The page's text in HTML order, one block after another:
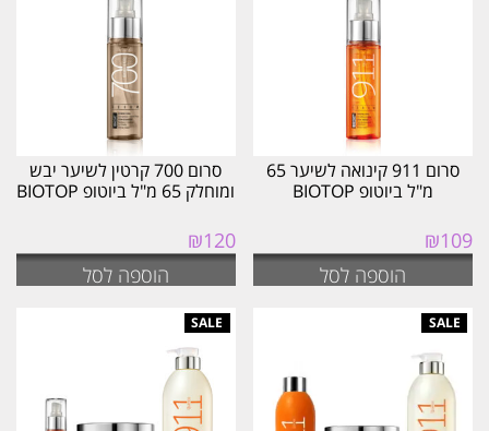
סרום 911 קינואה לשיער 65
מ"ל ביוטופ BIOTOP
₪109
הוספה לסל
סרום 700 קרטין לשיער יבש
ומוחלק 65 מ"ל ביוטופ BIOTOP
₪120
הוספה לסל